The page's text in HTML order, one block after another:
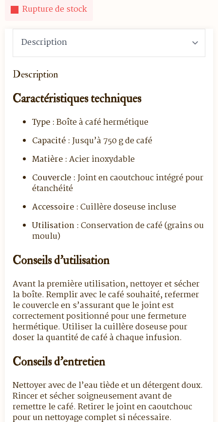
Rupture de stock
Description
Caractéristiques techniques
Type :Boîte à café hermétique
Capacité :Jusqu’à 750 g de café
Matière :Acier inoxydable
Couvercle :Joint en caoutchouc intégré pour
étanchéité
Accessoire :Cuillère doseuse incluse
Utilisation :Conservation de café (grains ou
moulu)
Conseils d’utilisation
Avant la première utilisation, nettoyer et sécher
la boîte. Remplir avec le café souhaité, refermer
le couvercle en s’assurant que le joint est
correctement positionné pour une fermeture
hermétique. Utiliser la cuillère doseuse pour
doser la quantité de café à chaque infusion.
Conseils d’entretien
Nettoyer avec de l’eau tiède et un détergent doux.
Rincer et sécher soigneusement avant de
remettre le café. Retirer le joint en caoutchouc
pour un nettoyage complet si nécessaire.